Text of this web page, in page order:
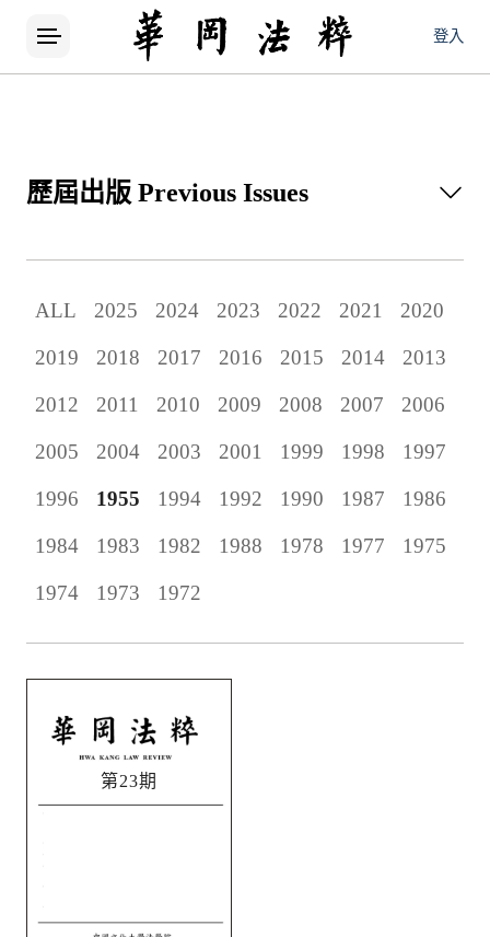
登入
歷屆出版 Previous Issues
當期出版
ALL 2025 2024 2023 2022 2021 2020
2019 2018 2017 2016 2015 2014 2013
2012 2011 2010 2009 2008 2007 2006
2005 2004 2003 2001 1999 1998 1997
1996 1955 1994 1992 1990 1987 1986
1984 1983 1982 1988 1978 1977 1975
1974 1973 1972
第23期